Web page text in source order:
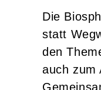
Die
statt
den
auch zum